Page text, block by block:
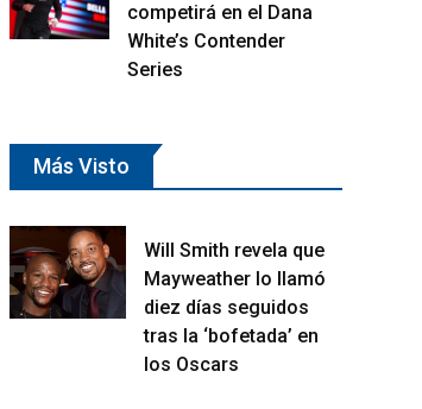
competirá en el Dana
White’s Contender
Series
Más Visto
Will Smith revela que
Mayweather lo llamó
diez días seguidos
tras la ‘bofetada’ en
los Oscars